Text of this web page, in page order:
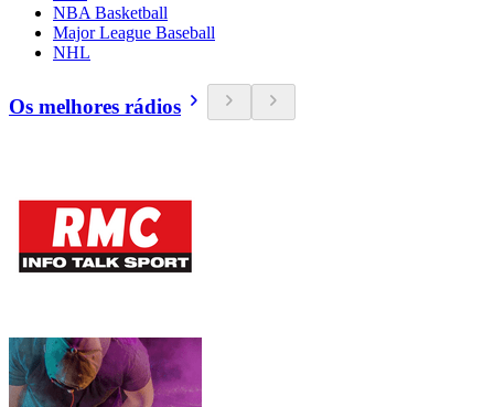
NBA Basketball
Major League Baseball
NHL
Os melhores rádios